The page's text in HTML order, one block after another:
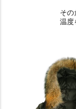
その
温度